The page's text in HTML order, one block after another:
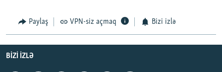
Paylaş VPN-siz açmaq Bizi izlə
BIZI IZLƏ